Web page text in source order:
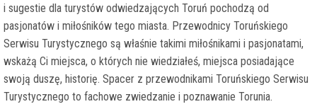
i sugestie dla turystów odwiedzających Toruń pochodzą od
pasjonatów i miłośników tego miasta. Przewodnicy Toruńskiego
Serwisu Turystycznego są właśnie takimi miłośnikami i pasjonatami,
wskażą Ci miejsca, o których nie wiedziałeś, miejsca posiadające
swoją duszę, historię. Spacer z przewodnikami Toruńskiego Serwisu
Turystycznego to fachowe zwiedzanie i poznawanie Torunia.